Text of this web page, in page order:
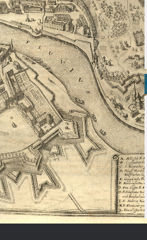
Rhine
Chronologie der deutsch-französischen
Geschichte